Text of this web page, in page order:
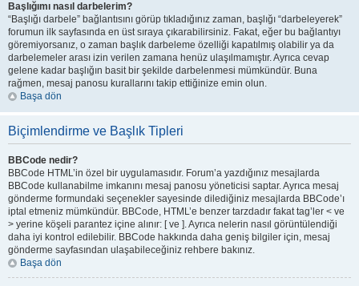
Başlığımı nasıl darbelerim?
“Başlığı darbele” bağlantısını görüp tıkladığınız zaman, başlığı “darbeleyerek”
forumun ilk sayfasında en üst sıraya çıkarabilirsiniz. Fakat, eğer bu bağlantıyı
göremiyorsanız, o zaman başlık darbeleme özelliği kapatılmış olabilir ya da
darbelemeler arası izin verilen zamana henüz ulaşılmamıştır. Ayrıca cevap
gelene kadar başlığın basit bir şekilde darbelenmesi mümkündür. Buna
rağmen, mesaj panosu kurallarını takip ettiğinize emin olun.
Başa dön
Biçimlendirme ve Başlık Tipleri
BBCode nedir?
BBCode HTML’in özel bir uygulamasıdır. Forum’a yazdığınız mesajlarda
BBCode kullanabilme imkanını mesaj panosu yöneticisi saptar. Ayrıca mesaj
gönderme formundaki seçenekler sayesinde dilediğiniz mesajlarda BBCode’ı
iptal etmeniz mümkündür. BBCode, HTML’e benzer tarzdadır fakat tag’ler < ve
> yerine köşeli parantez içine alınır: [ ve ]. Ayrıca nelerin nasıl görüntülendiği
daha iyi kontrol edilebilir. BBCode hakkında daha geniş bilgiler için, mesaj
gönderme sayfasından ulaşabileceğiniz rehbere bakınız.
Başa dön